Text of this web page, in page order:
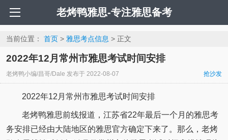
老烤鸭雅思-专注雅思备考
当前位置： 首页> 雅思考点信息 > 正文
2022年12月常州市雅思考试时间安排
老烤鸭小编/昌哥/Dale 发布于 2022-08-07 抢沙发
2022年12月常州市雅思考试时间安排
老烤鸭雅思前线报道，江苏省22年最后一个月的雅思考
务安排已经由大陆地区的雅思官方确定下来了。那么，老烤